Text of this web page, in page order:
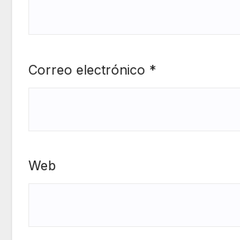
Correo electrónico *
Web